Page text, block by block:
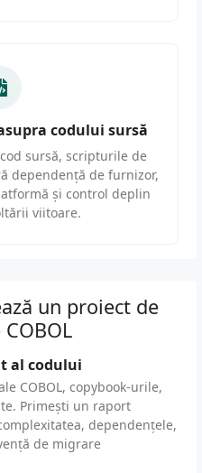
codului sursă
sursă, scripturile de
dependență de furnizor,
și control deplin
viitoare.
un proiect de
al codului
COBOL, copybook-urile,
Primești un raport
dependențele,
de migrare